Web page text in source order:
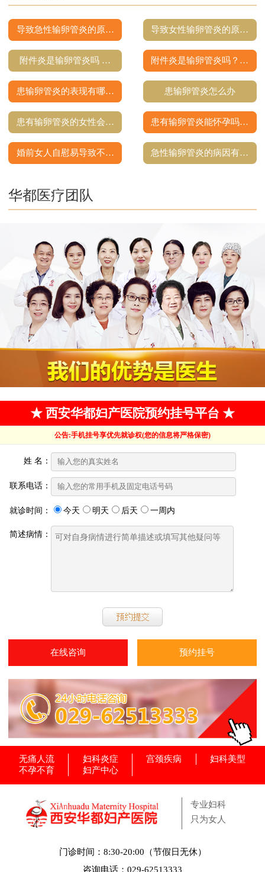
导致急性输卵管炎的原… 导致女性输卵管炎的原…
附件炎是输卵管炎吗 … 附件炎是输卵管炎吗？…
患输卵管炎的表现有哪… 患输卵管炎怎么办
患有输卵管炎的女性会… 患有输卵管炎能怀孕吗…
婚前女人自慰易导致不… 急性输卵管炎的病因有…
华都医疗团队
★ 西安华都妇产医院预约挂号平台 ★
公告:手机挂号享优先就诊权(您的信息将严格保密)
姓 名：
联系电话：
就诊时间： 今天 明天 后天 一周内
简述病情：
在线咨询 预约挂号
无痛人流 妇科炎症 宫颈疾病
妇科美型
不孕不育
妇产中心
专业妇科
只为女人
门诊时间：8:30-20:00（节假日无休）
咨询电话：029-62513333